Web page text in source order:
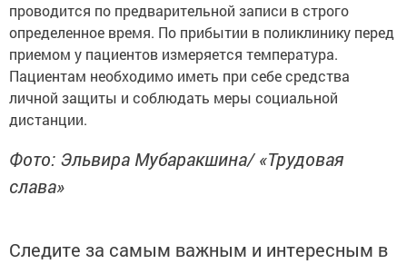
проводится по предварительной записи в строго
определенное время. По прибытии в поликлинику перед
приемом у пациентов измеряется температура.
Пациентам необходимо иметь при себе средства
личной защиты и соблюдать меры социальной
дистанции.
Фото: Эльвира Мубаракшина/ «Трудовая
слава»
Следите за самым важным и интересным в